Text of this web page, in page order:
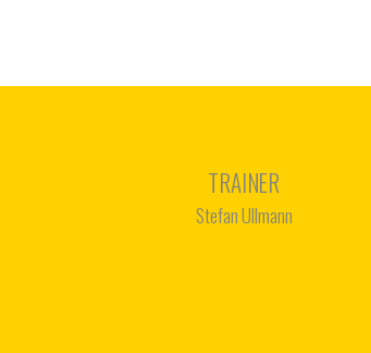
TRAINER
Stefan Ullmann